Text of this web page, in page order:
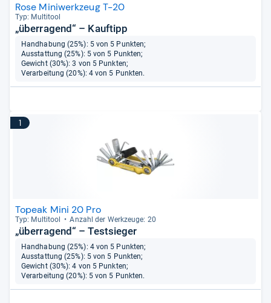
Rose Miniwerkzeug T-20
Typ: Mul­ti­tool
„überragend“ – Kauftipp
Handhabung (25%): 5 von 5 Punkten;
Ausstattung (25%): 5 von 5 Punkten;
Gewicht (30%): 3 von 5 Punkten;
Verarbeitung (20%): 4 von 5 Punkten.
1
Topeak Mini 20 Pro
Typ: Mul­ti­tool Anzahl der Werk­zeuge: 20
„überragend“ – Testsieger
Handhabung (25%): 4 von 5 Punkten;
Ausstattung (25%): 5 von 5 Punkten;
Gewicht (30%): 4 von 5 Punkten;
Verarbeitung (20%): 5 von 5 Punkten.